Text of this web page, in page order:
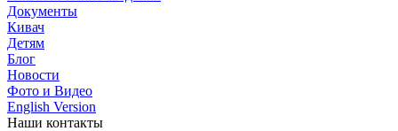
Документы
Кивач
Детям
Блог
Новости
Фото и Видео
English Version
Наши контакты